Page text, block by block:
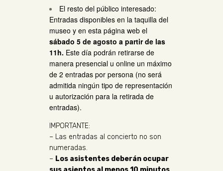
El resto del público interesado:
Entradas disponibles en la taquilla del
museo y en esta página web el
sábado 5 de agosto a partir de las
11h. Este día podrán retirarse de
manera presencial u online un máximo
de 2 entradas por persona (no será
admitida ningún tipo de representación
u autorización para la retirada de
entradas).
IMPORTANTE:
– Las entradas al concierto no son
numeradas.
– Los asistentes deberán ocupar